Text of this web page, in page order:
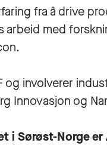
fra å drive
arbeid med
og involverer
Innovasjon og
i Sørøst-Norge